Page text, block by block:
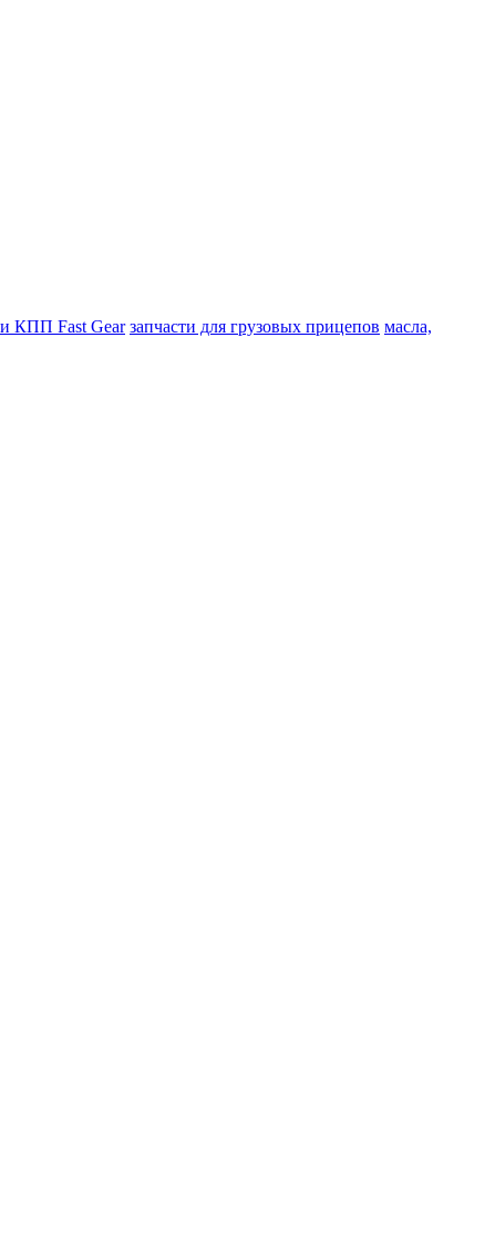
КПП Fast Gear запчасти для грузовых прицепов масла,